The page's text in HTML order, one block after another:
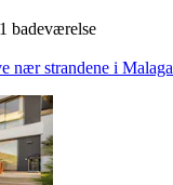
badeværelse
nær strandene i